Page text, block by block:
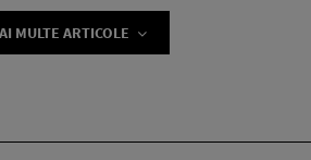
MULTE ARTICOLE